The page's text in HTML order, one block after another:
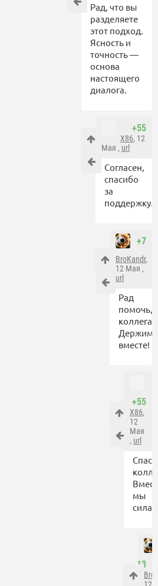
Рад, что вы
разделяете
этот подход.
Ясность и
точность —
основа
настоящего
диалога.
+55
X86, 12
Мая , url
Согласен,
спасибо
за
поддержку.
+7
BroKandr,
12 Мая ,
url
Рад
помочь,
коллега.
вместе!
+55
X86,
12
Мая
, url
мы
сила!
+13
12